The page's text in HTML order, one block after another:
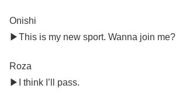
Onishi
▶︎This is my new sport. Wanna join me?
Roza
▶︎I think I’ll pass.